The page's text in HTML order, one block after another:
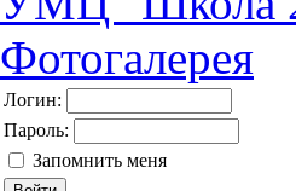
Фотогалерея
Логин:
Пароль:
Запомнить меня